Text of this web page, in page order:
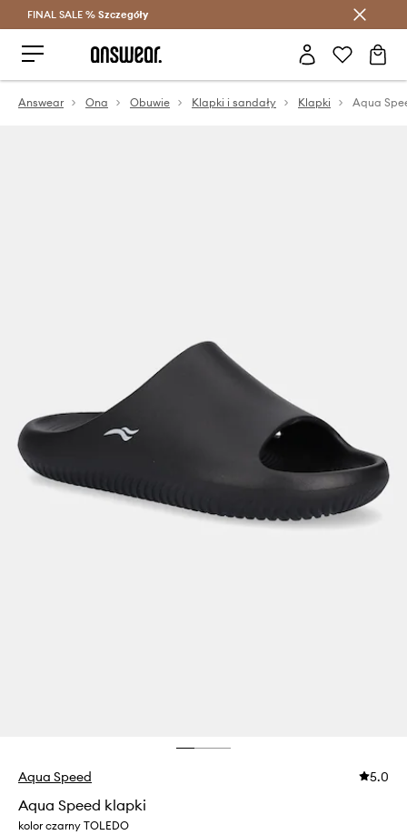
Oszczędzaj z Answear Club >
FINAL SALE % Szczegóły
Answear Ona Obuwie Klapki i sandały Klapki Aqua
Aqua Speed 5.0
Aqua Speed klapki
kolor czarny TOLEDO